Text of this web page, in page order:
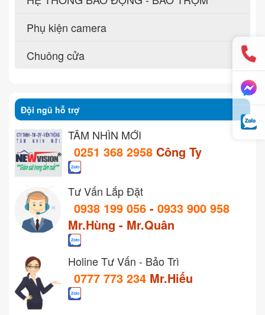
Phụ kiện camera
Chuông cửa
Đội ngũ hỗ trợ
TẦM NHÌN MỚI
0251 368 2958 Công Ty
Tư Vấn Lắp Đặt
0938 199 056 - 0933 900 958
Mr.Hùng - Mr.Quân
Holine Tư Vấn - Bảo Trì
0777 773 234 Mr.Hiếu